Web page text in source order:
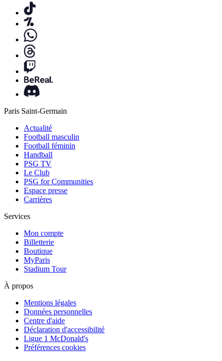
Paris Saint-Germain
Actualité
Football masculin
Football féminin
Handball
PSG TV
Le Club
PSG for Communities
Espace presse
Carrières
Services
Mon compte
Billetterie
Boutique
MyParis
Stadium Tour
À propos
Mentions légales
Données personnelles
Centre d'aide
Déclaration d'accessibilité
Ligue 1 McDonald's
Préférences cookies